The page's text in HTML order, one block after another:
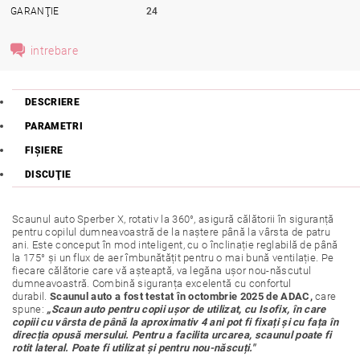
GARANŢIE
24
intrebare
DESCRIERE
PARAMETRI
FIŞIERE
DISCUŢIE
Scaunul auto Sperber X, rotativ la 360°, asigură călătorii în siguranță
pentru copilul dumneavoastră de la naștere până la vârsta de patru
ani. Este conceput în mod inteligent, cu o înclinație reglabilă de până
la 175° și un flux de aer îmbunătățit pentru o mai bună ventilație. Pe
fiecare călătorie care vă așteaptă, va legăna ușor nou-născutul
dumneavoastră. Combină siguranța excelentă cu confortul
durabil. Scaunul auto a fost testat în octombrie 2025 de ADAC,care
spune: „Scaun auto pentru copii ușor de utilizat, cu Isofix, în care
copiii cu vârsta de până la aproximativ 4 ani pot fi fixați și cu fața în
direcția opusă mersului. Pentru a facilita urcarea, scaunul poate fi
rotit lateral. Poate fi utilizat și pentru nou-născuți."